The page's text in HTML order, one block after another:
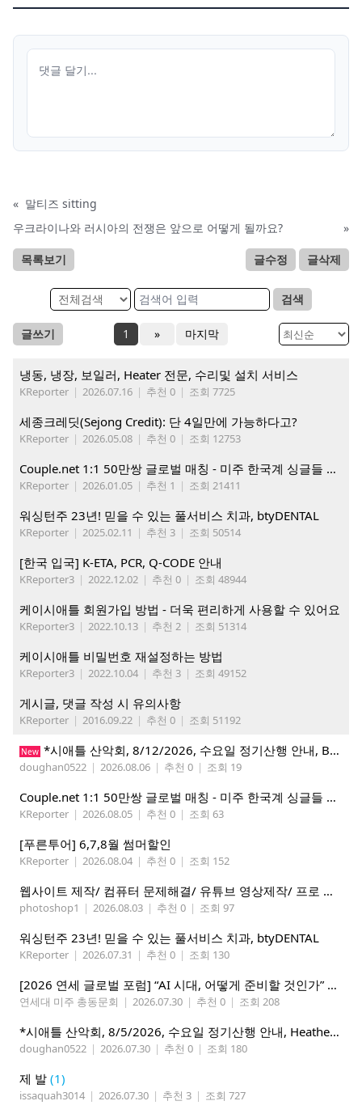
« 말티즈 sitting
우크라이나와 러시아의 전쟁은 앞으로 어떻게 될까요?
»
목록보기 글수정 글삭제
검색
글쓰기 1 » 마지막
냉동, 냉장, 보일러, Heater 전문, 수리및 설치 서비스
KReporter | 2026.07.16 | 추천 0 | 조회 7725
세종크레딧(Sejong Credit): 단 4일만에 가능하다고?
KReporter | 2026.05.08 | 추천 0 | 조회 12753
Couple.net 1:1 50만쌍 글로벌 매칭 - 미주 한국계 싱글들 모이세요
KReporter | 2026.01.05 | 추천 1 | 조회 21411
워싱턴주 23년! 믿을 수 있는 풀서비스 치과, btyDENTAL
KReporter | 2025.02.11 | 추천 3 | 조회 50514
[한국 입국] K-ETA, PCR, Q-CODE 안내
KReporter3 | 2022.12.02 | 추천 0 | 조회 48944
케이시애틀 회원가입 방법 - 더욱 편리하게 사용할 수 있어요
KReporter3 | 2022.10.13 | 추천 2 | 조회 51314
케이시애틀 비밀번호 재설정하는 방법
KReporter3 | 2022.10.04 | 추천 3 | 조회 49152
게시글, 댓글 작성 시 유의사항
KReporter | 2016.09.22 | 추천 0 | 조회 51192
New *시애틀 산악회, 8/12/2026, 수요일 정기산행 안내, Beckler Peak*
doughan0522 | 2026.08.06 | 추천 0 | 조회 19
Couple.net 1:1 50만쌍 글로벌 매칭 - 미주 한국계 싱글들 모이세요
KReporter | 2026.08.05 | 추천 0 | 조회 63
[푸른투어] 6,7,8월 썸머할인
KReporter | 2026.08.04 | 추천 0 | 조회 152
웹사이트 제작/ 컴퓨터 문제해결/ 유튜브 영상제작/ 프로 사진촬영
photoshop1 | 2026.08.03 | 추천 0 | 조회 97
워싱턴주 23년! 믿을 수 있는 풀서비스 치과, btyDENTAL
KReporter | 2026.07.31 | 추천 0 | 조회 130
[2026 연세 글로벌 포럼] “AI 시대, 어떻게 준비할 것인가” 8월 7-10일 벨뷰 개최
연세대 미주 총동문회 | 2026.07.30 | 추천 0 | 조회 208
*시애틀 산악회, 8/5/2026, 수요일 정기산행 안내, Heather Lake*
doughan0522 | 2026.07.30 | 추천 0 | 조회 180
제 발 (1)
issaquah3014 | 2026.07.30 | 추천 3 | 조회 727